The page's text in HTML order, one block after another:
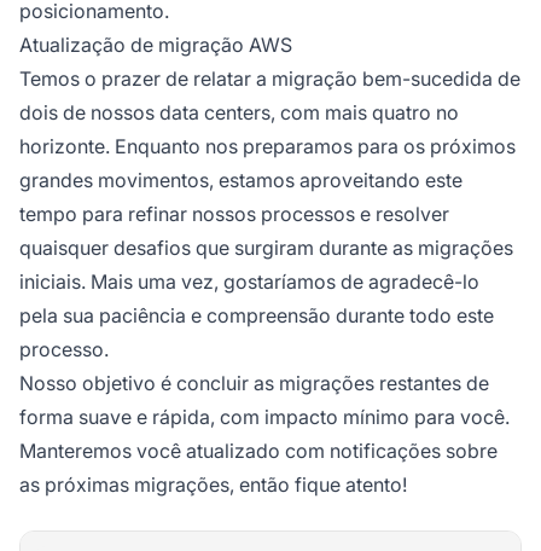
posicionamento.
Atualização de migração AWS
Temos o prazer de relatar a migração bem-sucedida de
dois de nossos data centers, com mais quatro no
horizonte. Enquanto nos preparamos para os próximos
grandes movimentos, estamos aproveitando este
tempo para refinar nossos processos e resolver
quaisquer desafios que surgiram durante as migrações
iniciais. Mais uma vez, gostaríamos de agradecê-lo
pela sua paciência e compreensão durante todo este
processo.
Nosso objetivo é concluir as migrações restantes de
forma suave e rápida, com impacto mínimo para você.
Manteremos você atualizado com notificações sobre
as próximas migrações, então fique atento!